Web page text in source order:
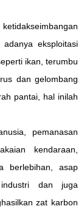
eksploitasi
ikan, terumbu
dan gelombang
pantai, hal inilah
pemanasan
kendaraan,
berlebihan, asap
dan juga
zat karbon